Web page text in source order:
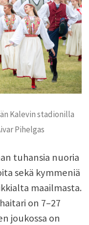
Kalevin stadionilla
Pihelgas
tuhansia nuoria
sekä kymmeniä
maailmasta.
on 7–27
joukossa on